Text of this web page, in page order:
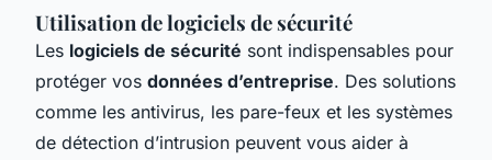
Utilisation de logiciels de sécurité
Les logiciels de sécurité sont indispensables pour
protéger vos données d’entreprise. Des solutions
comme les antivirus, les pare-feux et les systèmes
de détection d’intrusion peuvent vous aider à